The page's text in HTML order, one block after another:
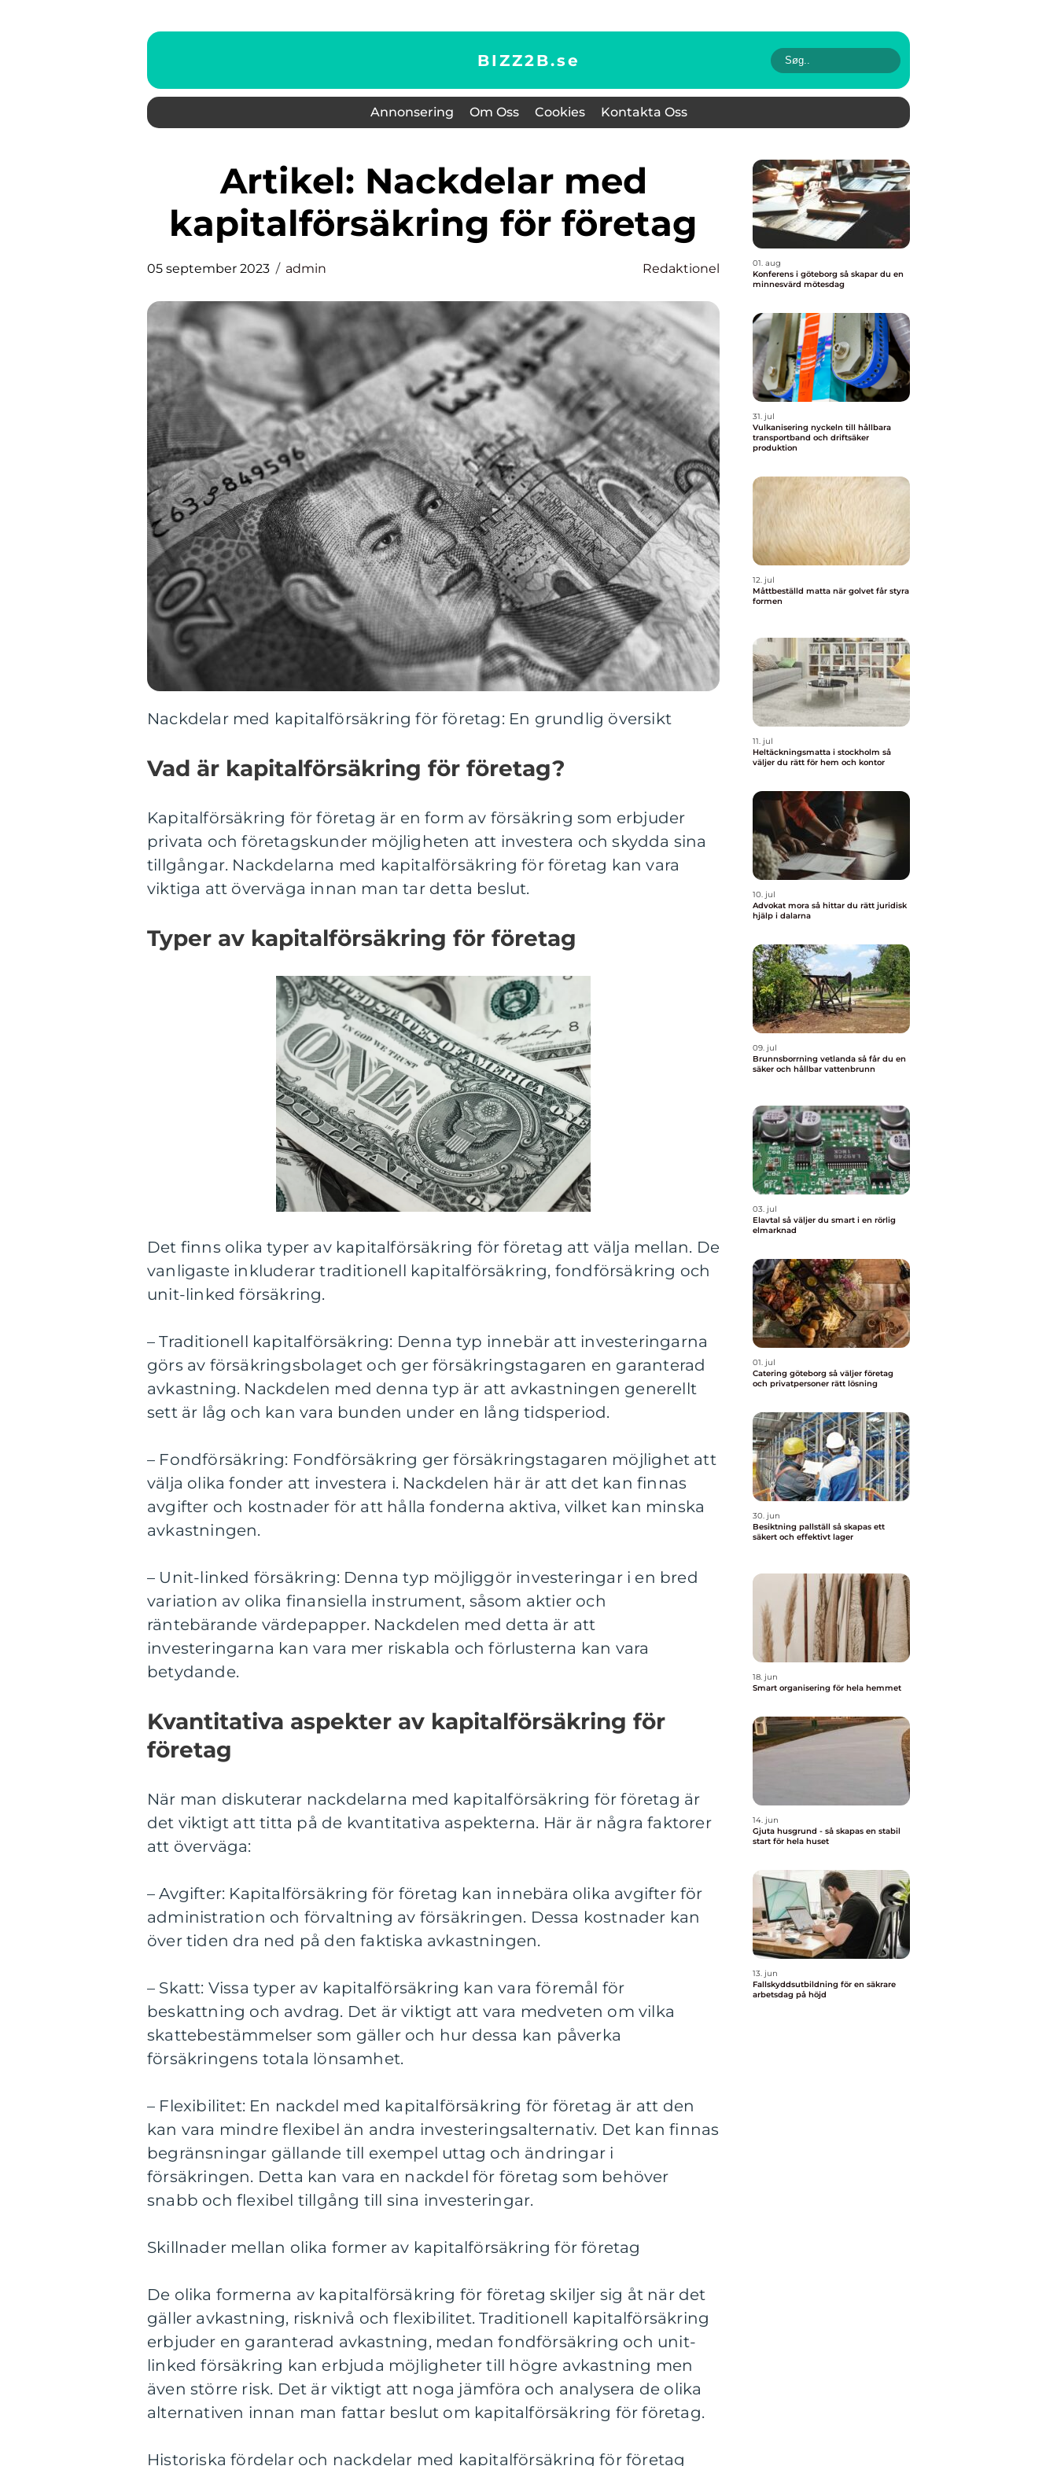
BIZZ2B.se
Annonsering Om Oss Cookies Kontakta Oss
Artikel: Nackdelar med
kapitalförsäkring för företag
05 september 2023 admin Redaktionel
Nackdelar med kapitalförsäkring för företag: En grundlig översikt
Vad är kapitalförsäkring för företag?
Kapitalförsäkring för företag är en form av försäkring som erbjuder
privata och företagskunder möjligheten att investera och skydda sina
tillgångar. Nackdelarna med kapitalförsäkring för företag kan vara
viktiga att överväga innan man tar detta beslut.
Typer av kapitalförsäkring för företag
Det finns olika typer av kapitalförsäkring för företag att välja mellan. De
vanligaste inkluderar traditionell kapitalförsäkring, fondförsäkring och
unit-linked försäkring.
– Traditionell kapitalförsäkring: Denna typ innebär att investeringarna
görs av försäkringsbolaget och ger försäkringstagaren en garanterad
avkastning. Nackdelen med denna typ är att avkastningen generellt
sett är låg och kan vara bunden under en lång tidsperiod.
– Fondförsäkring: Fondförsäkring ger försäkringstagaren möjlighet att
välja olika fonder att investera i. Nackdelen här är att det kan finnas
avgifter och kostnader för att hålla fonderna aktiva, vilket kan minska
avkastningen.
– Unit-linked försäkring: Denna typ möjliggör investeringar i en bred
variation av olika finansiella instrument, såsom aktier och
räntebärande värdepapper. Nackdelen med detta är att
investeringarna kan vara mer riskabla och förlusterna kan vara
betydande.
Kvantitativa aspekter av kapitalförsäkring för
företag
När man diskuterar nackdelarna med kapitalförsäkring för företag är
det viktigt att titta på de kvantitativa aspekterna. Här är några faktorer
att överväga:
– Avgifter: Kapitalförsäkring för företag kan innebära olika avgifter för
administration och förvaltning av försäkringen. Dessa kostnader kan
över tiden dra ned på den faktiska avkastningen.
– Skatt: Vissa typer av kapitalförsäkring kan vara föremål för
beskattning och avdrag. Det är viktigt att vara medveten om vilka
skattebestämmelser som gäller och hur dessa kan påverka
försäkringens totala lönsamhet.
– Flexibilitet: En nackdel med kapitalförsäkring för företag är att den
kan vara mindre flexibel än andra investeringsalternativ. Det kan finnas
begränsningar gällande till exempel uttag och ändringar i
försäkringen. Detta kan vara en nackdel för företag som behöver
snabb och flexibel tillgång till sina investeringar.
Skillnader mellan olika former av kapitalförsäkring för företag
De olika formerna av kapitalförsäkring för företag skiljer sig åt när det
gäller avkastning, risknivå och flexibilitet. Traditionell kapitalförsäkring
erbjuder en garanterad avkastning, medan fondförsäkring och unit-
linked försäkring kan erbjuda möjligheter till högre avkastning men
även större risk. Det är viktigt att noga jämföra och analysera de olika
alternativen innan man fattar beslut om kapitalförsäkring för företag.
Historiska fördelar och nackdelar med kapitalförsäkring för företag
01. aug
Konferens i göteborg så skapar du en
minnesvärd mötesdag
31. jul
Vulkanisering nyckeln till hållbara
transportband och driftsäker
produktion
12. jul
Måttbeställd matta när golvet får styra
formen
11. jul
Heltäckningsmatta i stockholm så
väljer du rätt för hem och kontor
10. jul
Advokat mora så hittar du rätt juridisk
hjälp i dalarna
09. jul
Brunnsborrning vetlanda så får du en
säker och hållbar vattenbrunn
03. jul
Elavtal så väljer du smart i en rörlig
elmarknad
01. jul
Catering göteborg så väljer företag
och privatpersoner rätt lösning
30. jun
Besiktning pallställ så skapas ett
säkert och effektivt lager
18. jun
Smart organisering för hela hemmet
14. jun
Gjuta husgrund - så skapas en stabil
start för hela huset
13. jun
Fallskyddsutbildning för en säkrare
arbetsdag på höjd